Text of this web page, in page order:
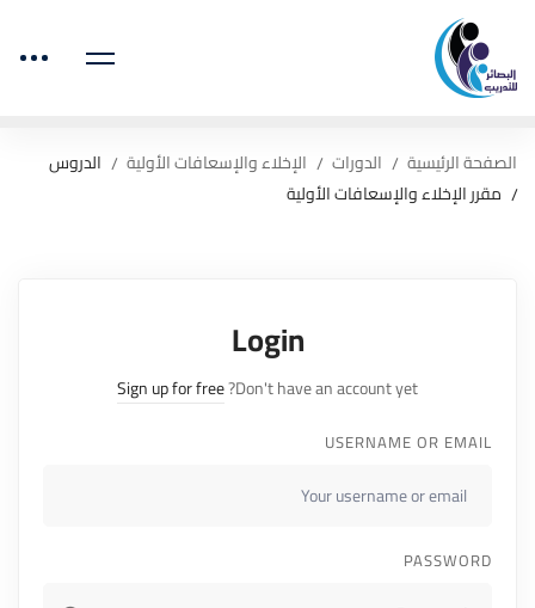
الصفحة الرئيسية الدورات الإخلاء والإسعافات الأولية
الدروس
مقرر الإخلاء والإسعافات الأولية
Login
Don't have an account yet?
Sign up for free
USERNAME OR EMAIL
PASSWORD